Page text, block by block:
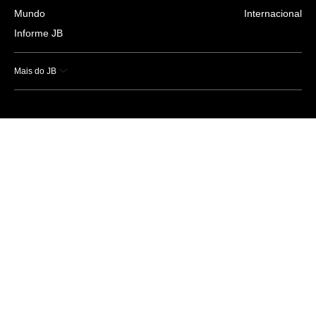
Mundo
Informe JB
Internacional
Mais do JB
Esportes